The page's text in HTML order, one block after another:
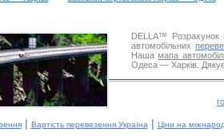
DELLA™
Розрахунок
автомобільних
Нашамапа
Одеса — Харків.
| Вартість перевезення Україна | Ціни на